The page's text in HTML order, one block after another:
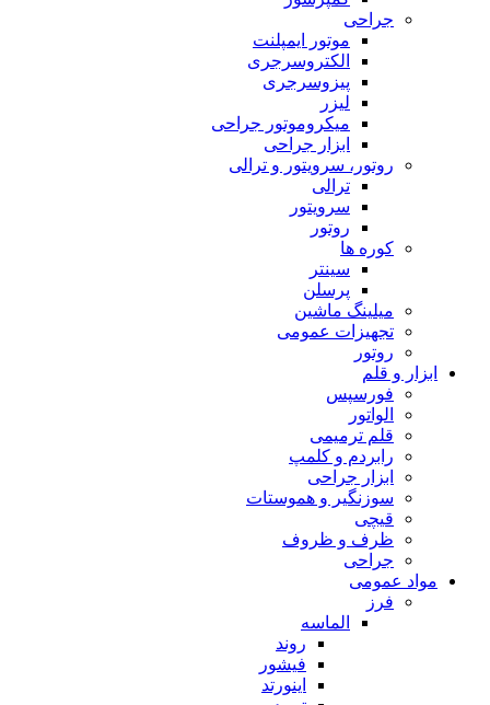
جراحی
موتور ایمپلنت
الکتروسرجری
پیزوسرجری
لیزر
میکروموتور جراحی
ابزار جراحی
روتور، سرویتور و ترالی
ترالی
سرویتور
روتور
کوره ها
سینتر
پرسلن
میلینگ ماشین
تجهیزات عمومی
روتور
ابزار و قلم
فورسپس
الواتور
قلم ترمیمی
رابردم و کلمپ
ابزار جراحی
سوزنگیر و هموستات
قیچی
ظرف و ظروف
جراحی
مواد عمومی
فرز
الماسه
روند
فیشور
اینورتد